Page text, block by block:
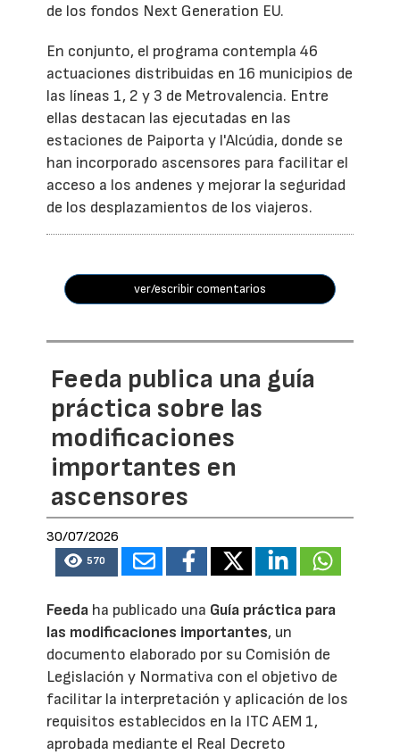
de los fondos Next Generation EU.
En conjunto, el programa contempla 46
actuaciones distribuidas en 16 municipios de
las líneas 1, 2 y 3 de Metrovalencia. Entre
ellas destacan las ejecutadas en las
estaciones de Paiporta y l'Alcúdia, donde se
han incorporado ascensores para facilitar el
acceso a los andenes y mejorar la seguridad
de los desplazamientos de los viajeros.
ver/escribir comentarios
Feeda publica una guía
práctica sobre las
modificaciones
importantes en
ascensores
30/07/2026
570
Feeda ha publicado una Guía práctica para
las modificaciones importantes, un
documento elaborado por su Comisión de
Legislación y Normativa con el objetivo de
facilitar la interpretación y aplicación de los
requisitos establecidos en la ITC AEM 1,
aprobada mediante el Real Decreto